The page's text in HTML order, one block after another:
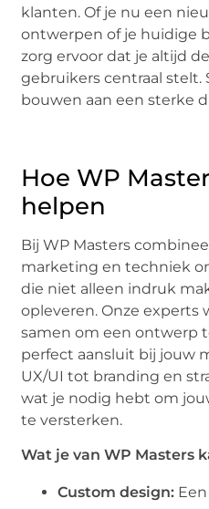
klanten. Of je nu een
ontwerpen of je huidige
zorg ervoor dat je altijd
gebruikers centraal stelt.
bouwen aan een sterke
Hoe WP
helpen
Bij WP Masters
marketing en techniek
die niet alleen indruk
opleveren. Onze experts
samen om een ontwerp
perfect aansluit bij jouw
UX/UI tot branding en
wat je nodig hebt om
te versterken.
Wat je van WP Masters
Custom design: